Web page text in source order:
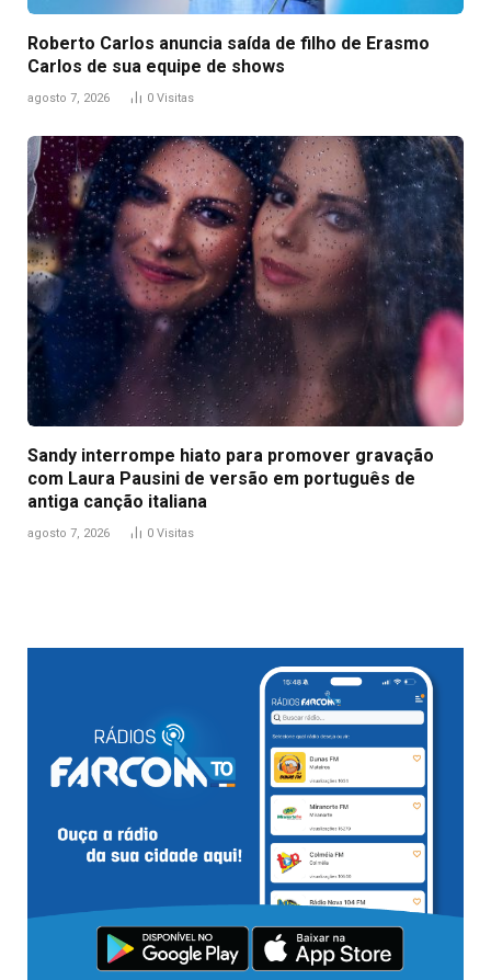
Roberto Carlos anuncia saída de filho de Erasmo
Carlos de sua equipe de shows
agosto 7, 2026 0 Visitas
Sandy interrompe hiato para promover gravação
com Laura Pausini de versão em português de
antiga canção italiana
agosto 7, 2026 0 Visitas